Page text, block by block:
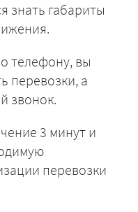
знать габариты
телефону, вы
перевозки, а
звонок.
3 минут и
перевозки